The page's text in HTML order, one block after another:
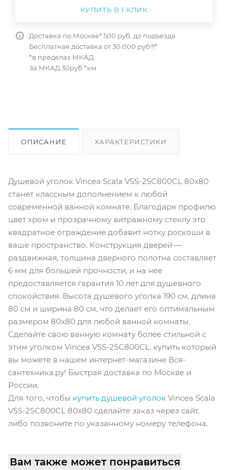
КУПИТЬ В 1 КЛИК
Доставка по Москве* 500 руб. до подъезда
Бесплатная доставка от 30.000 руб!!!*
*в пределах МКАД
За МКАД 30руб.*км
ОПИСАНИЕ ХАРАКТЕРИСТИКИ
Душевой уголок Vincea Scala VSS-2SC800CL 80x80
станет классным дополнением к любой
современной ванной комнате. Благодаря профилю
цвет хром и прозрачному витражному стеклу это
квадратное ограждение добавит нотку роскоши в
ваше пространство. Конструкция дверей —
раздвижная, толщина дверного полотна составляет
6 мм для большей прочности, и на нее
предоставляется гарантия 10 лет для душевного
спокойствия. Высота душевого уголка 190 см, длина
80 см и ширина 80 см, что делает его оптимальным
размером 80x80 для любой ванной комнаты.
Сделайте свою ванную комнату более стильной с
этим уголком Vincea VSS-2SC800CL, купить который
вы можете в нашем интернет-магазине Вся-
сантехника.ру! Быстрая доставка по Москве и
России.
Для того, чтобы купить душевой уголок Vincea Scala
VSS-2SC800CL 80x80 сделайте заказ через сайт,
либо позвоните по указанному номеру телефона.
Вам также может понравиться